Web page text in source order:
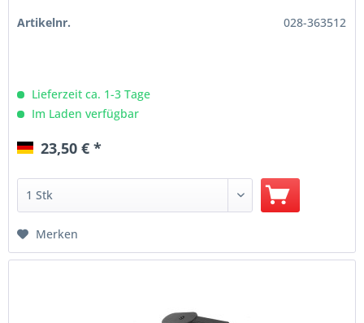
Artikelnr. 028-363512
Lieferzeit ca. 1-3 Tage
Im Laden verfügbar
23,50 € *
Merken